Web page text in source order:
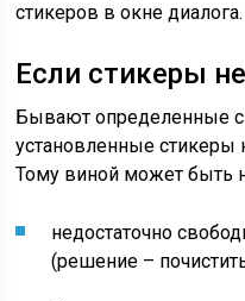
стикеров в окне диалога.
Если стикеры
Бывают определенные
установленные стикеры
Тому виной может быть
недостаточно
(решение –